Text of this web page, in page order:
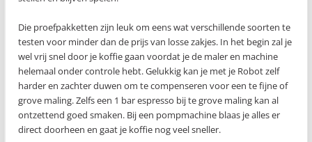
Die proefpakketten zijn leuk om eens wat verschillende soorten te
testen voor minder dan de prijs van losse zakjes. In het begin zal je
wel vrij snel door je koffie gaan voordat je de maler en machine
helemaal onder controle hebt. Gelukkig kan je met je Robot zelf
harder en zachter duwen om te compenseren voor een te fijne of
grove maling. Zelfs een 1 bar espresso bij te grove maling kan al
ontzettend goed smaken. Bij een pompmachine blaas je alles er
direct doorheen en gaat je koffie nog veel sneller.